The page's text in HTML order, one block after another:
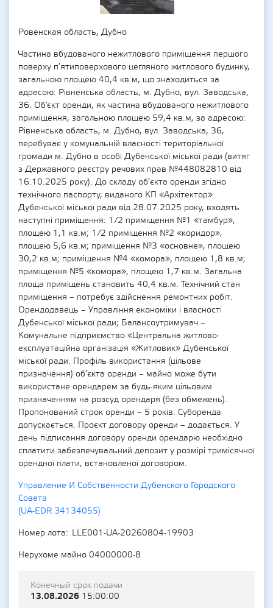
Ровенская область, Дубно
Частина вбудованого нежитлового приміщення першого
поверху п’ятиповерхового цегляного житлового будинку,
загальною площею 40,4 кв.м, що знаходиться за
адресою: Рівненська область, м. Дубно, вул. Заводська,
36. Об'єкт оренди, як частина вбудованого нежитлового
приміщення, загальною площею 59,4 кв.м, за адресою:
Рівненська область, м. Дубно, вул. Заводська, 36,
перебуває у комунальній власності територіальної
громади м. Дубно в особі Дубенської міської ради (витяг
з Державного реєстру речових прав №448082810 від
16.10.2025 року). До складу об’єкта оренди згідно
технічного паспорту, виданого КП «Архітектор»
Дубенської міської ради від 28.07.2025 року, входять
наступні приміщення: 1/2 приміщення №1 «тамбур»,
площею 1,1 кв.м; 1/2 приміщення №2 «коридор»,
площею 5,6 кв.м; приміщення №3 «основне», площею
30,2 кв.м; приміщення №4 «комора», площею 1,8 кв.м;
приміщення №5 «комора», площею 1,7 кв.м. Загальна
площа приміщень становить 40,4 кв.м. Технічний стан
приміщення – потребує здійснення ремонтних робіт.
Орендодавець – Управління економіки і власності
Дубенської міської ради; Балансоутримувач –
Комунальне підприємство «Центральна житлово-
експлуатаційна організація «Житловик» Дубенської
міської ради. Профіль використання (цільове
призначення) об’єкта оренди – майно може бути
використане орендарем за будь-яким цільовим
призначенням на розсуд орендаря (без обмежень).
Пропонований строк оренди – 5 років. Суборенда
допускається. Проєкт договору оренди – додається. У
день підписання договору оренди орендарю необхідно
сплатити забезпечувальний депозит у розмірі тримісячної
орендної плати, встановленої договором.
Управление И Собственности Дубенского Городского
Совета
(UA-EDR 34134055)
Номер лота
LLE001-UA-20260804-19903
Нерухоме майно 04000000-8
Конечный срок подачи
13.08.2026 15:00:00